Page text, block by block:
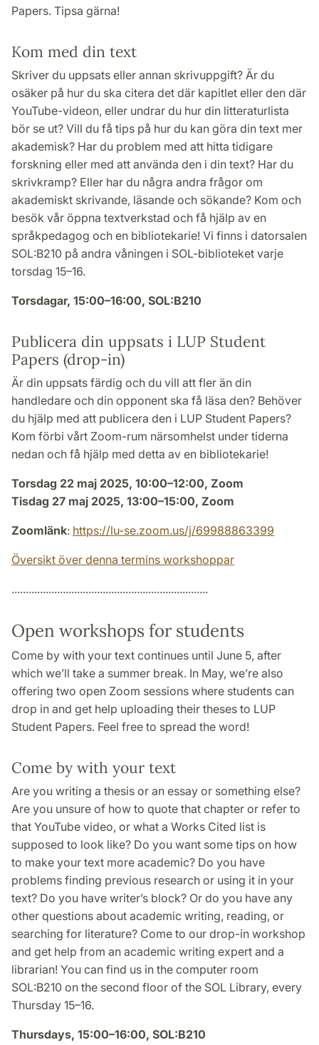
Papers. Tipsa gärna!
Kom med din text
Skriver du uppsats eller annan skrivuppgift? Är du
osäker på hur du ska citera det där kapitlet eller den där
YouTube-videon, eller undrar du hur din litteraturlista
bör se ut? Vill du få tips på hur du kan göra din text mer
akademisk? Har du problem med att hitta tidigare
forskning eller med att använda den i din text? Har du
skrivkramp? Eller har du några andra frågor om
akademiskt skrivande, läsande och sökande? Kom och
besök vår öppna textverkstad och få hjälp av en
språkpedagog och en bibliotekarie! Vi finns i datorsalen
SOL:B210 på andra våningen i SOL-biblioteket varje
torsdag 15–16.
Torsdagar, 15:00–16:00, SOL:B210
Publicera din uppsats i LUP Student
Papers (drop-in)
Är din uppsats färdig och du vill att fler än din
handledare och din opponent ska få läsa den? Behöver
du hjälp med att publicera den i LUP Student Papers?
Kom förbi vårt Zoom-rum närsomhelst under tiderna
nedan och få hjälp med detta av en bibliotekarie!
Torsdag 22 maj 2025, 10:00–12:00, Zoom
Tisdag 27 maj 2025, 13:00–15:00, Zoom
Zoomlänk: https://lu-se.zoom.us/j/69988863399
Översikt över denna termins workshoppar
.....................................................................
Open workshops for students
Come by with your text continues until June 5, after
which we’ll take a summer break. In May, we’re also
offering two open Zoom sessions where students can
drop in and get help uploading their theses to LUP
Student Papers. Feel free to spread the word!
Come by with your text
Are you writing a thesis or an essay or something else?
Are you unsure of how to quote that chapter or refer to
that YouTube video, or what a Works Cited list is
supposed to look like? Do you want some tips on how
to make your text more academic? Do you have
problems finding previous research or using it in your
text? Do you have writer’s block? Or do you have any
other questions about academic writing, reading, or
searching for literature? Come to our drop-in workshop
and get help from an academic writing expert and a
librarian! You can find us in the computer room
SOL:B210 on the second floor of the SOL Library, every
Thursday 15–16.
Thursdays, 15:00–16:00, SOL:B210